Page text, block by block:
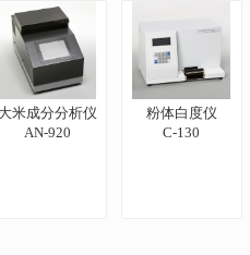
大米成分分析仪
AN-920
粉体白度仪
C-130